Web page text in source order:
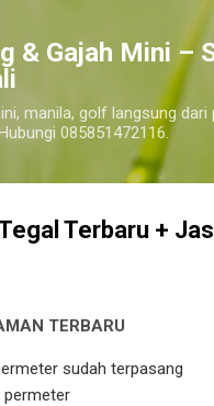
Langsung ke
& Gajah Mini –
manila, golf langsung
085851472116.
Terbaru +
TERBARU
sudah terpasang
permeter